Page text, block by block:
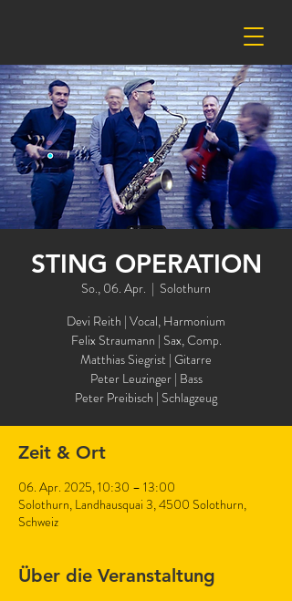
STING OPERATION
So., 06. Apr.
  |
Solothurn
Devi Reith | Vocal, Harmonium
Felix Straumann | Sax, Comp.
Matthias Siegrist | Gitarre
Peter Leuzinger | Bass
Zeit & Ort
06. Apr. 2025, 10:30 – 13:00
Solothurn, Landhausquai 3, 4500 Solothurn,
Schweiz
Über die Veranstaltung